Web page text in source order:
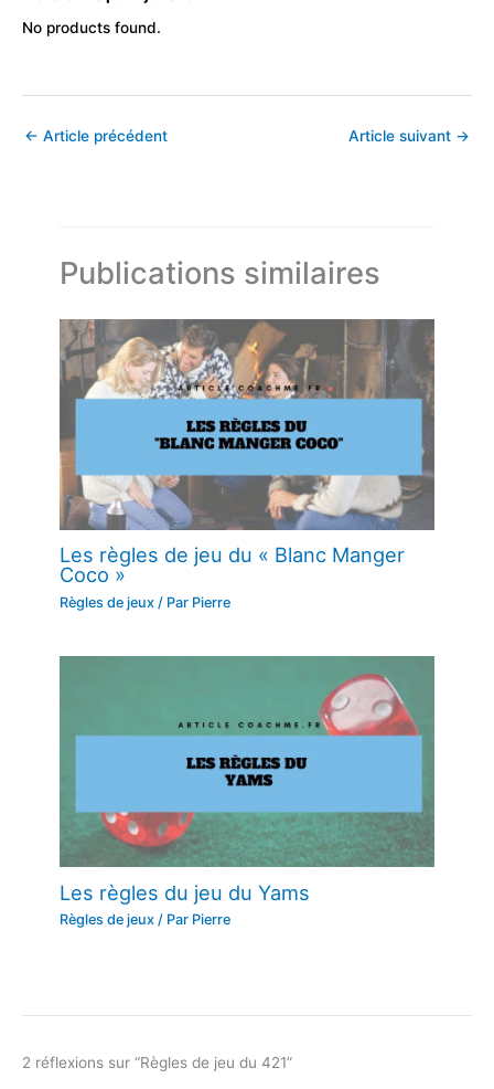
No products found.
← Article précédent Article suivant →
Publications similaires
Les règles de jeu du « Blanc Manger
Coco »
Règles de jeux / Par Pierre
Les règles du jeu du Yams
Règles de jeux / Par Pierre
2 réflexions sur “Règles de jeu du 421”